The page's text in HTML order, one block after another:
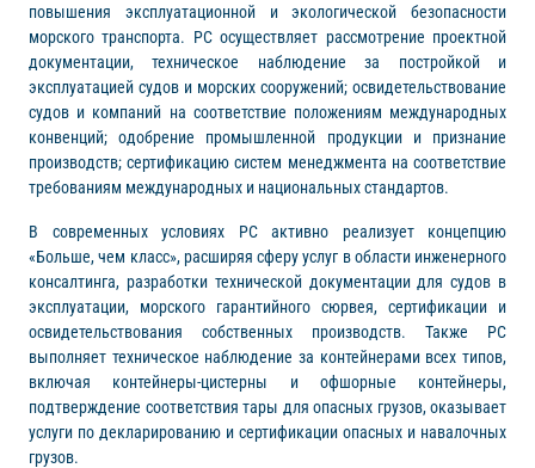
повышения эксплуатационной и экологической безопасности
морского транспорта. РС осуществляет рассмотрение проектной
документации, техническое наблюдение за постройкой и
эксплуатацией судов и морских сооружений; освидетельствование
судов и компаний на соответствие положениям международных
конвенций; одобрение промышленной продукции и признание
производств; сертификацию систем менеджмента на соответствие
требованиям международных и национальных стандартов.
В современных условиях РС активно реализует концепцию
«Больше, чем класс», расширяя сферу услуг в области инженерного
консалтинга, разработки технической документации для судов в
эксплуатации, морского гарантийного сюрвея, сертификации и
освидетельствования собственных производств. Также РС
выполняет техническое наблюдение за контейнерами всех типов,
включая контейнеры-цистерны и офшорные контейнеры,
подтверждение соответствия тары для опасных грузов, оказывает
услуги по декларированию и сертификации опасных и навалочных
грузов.